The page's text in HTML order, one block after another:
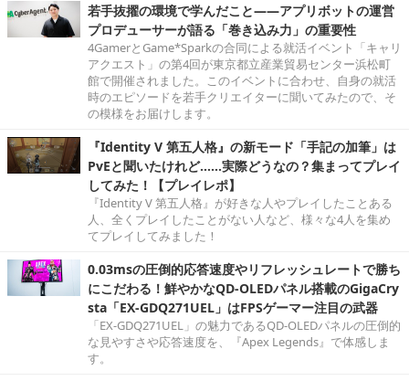
若手抜擢の環境で学んだこと――アプリボットの運営
プロデューサーが語る「巻き込み力」の重要性
4GamerとGame*Sparkの合同による就活イベント「キャリ
アクエスト」の第4回が東京都立産業貿易センター浜松町
館で開催されました。このイベントに合わせ、自身の就活
時のエピソードを若手クリエイターに聞いてみたので、そ
の模様をお届けします。
『Identity V 第五人格』の新モード「手記の加筆」は
PvEと聞いたけれど……実際どうなの？集まってプレイ
してみた！【プレイレポ】
『Identity V 第五人格』が好きな人やプレイしたことある
人、全くプレイしたことがない人など、様々な4人を集め
てプレイしてみました！
0.03msの圧倒的応答速度やリフレッシュレートで勝ち
にこだわる！鮮やかなQD-OLEDパネル搭載のGigaCry
sta「EX-GDQ271UEL」はFPSゲーマー注目の武器
「EX-GDQ271UEL」の魅力であるQD-OLEDパネルの圧倒的
な見やすさや応答速度を、『Apex Legends』で体感しま
す。